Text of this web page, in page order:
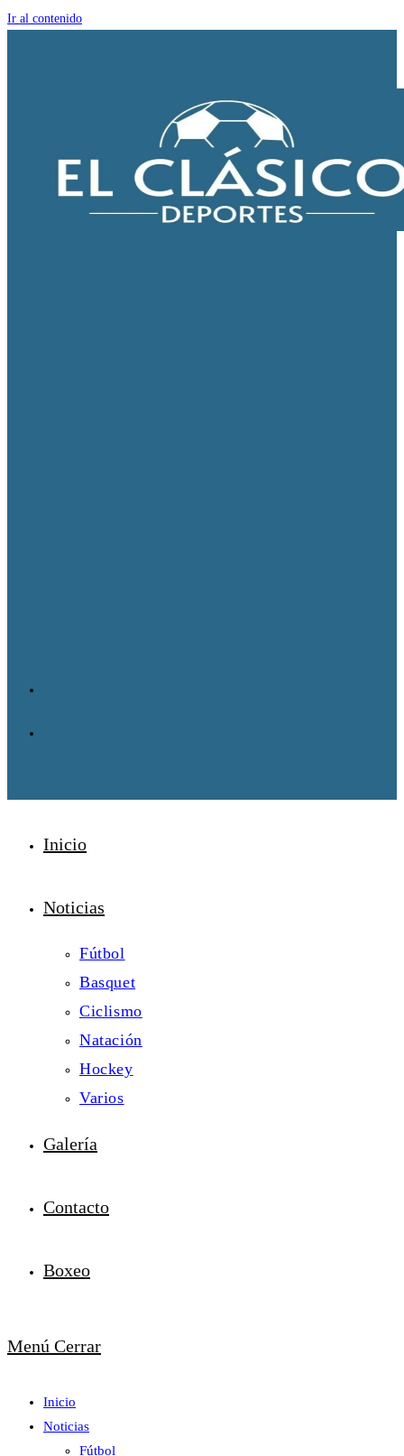
Ir al contenido
Inicio
Noticias
Fútbol
Basquet
Ciclismo
Natación
Hockey
Varios
Galería
Contacto
Boxeo
Menú Cerrar
Inicio
Noticias
Fútbol